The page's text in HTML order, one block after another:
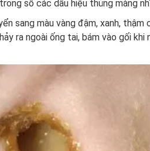
số các dấu hiệu thủng màng
sang màu vàng đậm, xanh,
ra ngoài ống tai, bám vào gối